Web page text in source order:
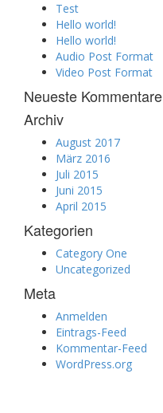
Test
Hello world!
Hello world!
Audio Post Format
Video Post Format
Neueste Kommentare
Archiv
August 2017
März 2016
Juli 2015
Juni 2015
April 2015
Kategorien
Category One
Uncategorized
Meta
Anmelden
Eintrags-Feed
Kommentar-Feed
WordPress.org